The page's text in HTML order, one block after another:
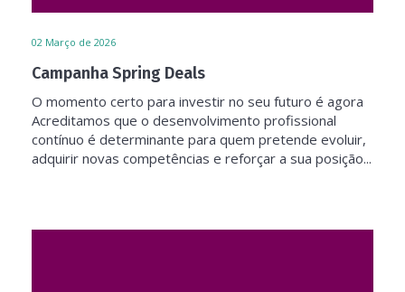
02 Março de 2026
Campanha Spring Deals
O momento certo para investir no seu futuro é agora
Acreditamos que o desenvolvimento profissional
contínuo é determinante para quem pretende evoluir,
adquirir novas competências e reforçar a sua posição...